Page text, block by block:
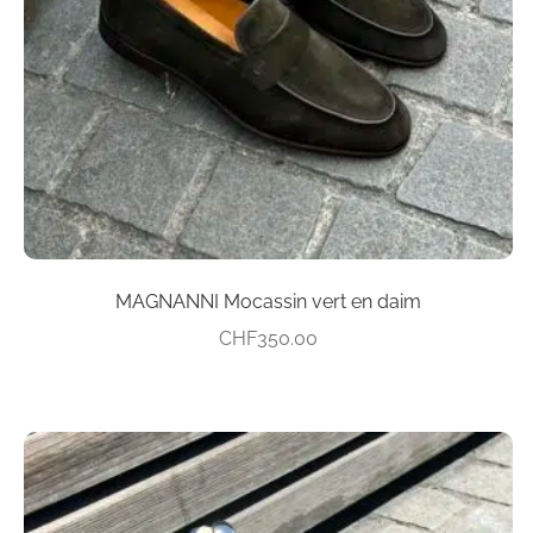
MAGNANNI Mocassin vert en daim
CHF350.00
être
choisies
sur
la
page
du
produit
Ce
produit
a